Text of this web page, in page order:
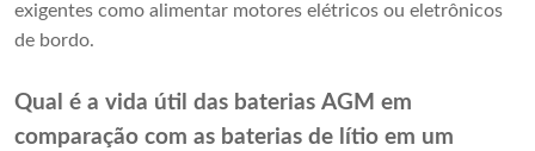
exigentes como alimentar motores elétricos ou eletrônicos
de bordo.
Qual ​​é a vida útil das baterias AGM em
comparação com as baterias de lítio em um